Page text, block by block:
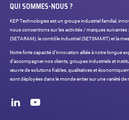
QUI SOMMES-NOUS ?
KEP Technologies est un groupe industriel familial,
nous concentrons sur les activités / marques suivantes
(SETARAM), le contrôle industriel (SETSMART) et la
Notre forte capacité d’innovation alliée à notre longue
d’accompagner nos clients, groupes industriels et
œuvre de solutions fiables, qualitatives et
sont déployées dans le monde entier sur une variété de
sociaux